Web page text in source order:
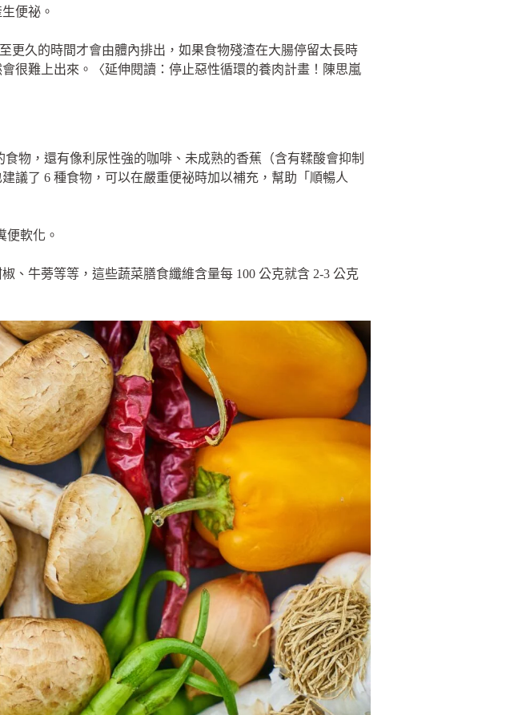
便祕。
更久的時間才會由體內排出，如果食物殘渣在大腸停留太長時
很難上出來。〈延伸閱讀：停止惡性循環的養肉計畫！陳思嵐
物，還有像利尿性強的咖啡、未成熟的香蕉（含有鞣酸會抑制
議了 6 種食物，可以在嚴重便祕時加以補充，幫助「順暢人
便軟化。
、牛蒡等等，這些蔬菜膳食纖維含量每 100 公克就含 2-3 公克